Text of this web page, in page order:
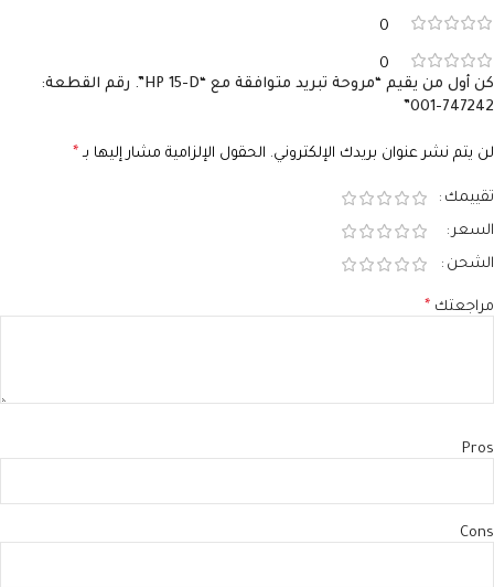
0
0
كن أول من يقيم “مروحة تبريد متوافقة مع “HP 15-D”. رقم القطعة:
747242-001”
لن يتم نشر عنوان بريدك الإلكتروني. الحقول الإلزامية مشار إليها بـ *
تقييمك
السعر
الشحن
مراجعتك *
Pros
Cons